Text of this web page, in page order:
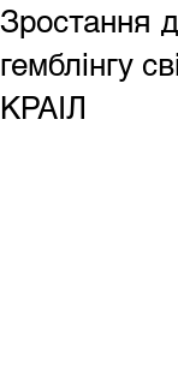
Зростання
гемблінгу
КРАІЛ